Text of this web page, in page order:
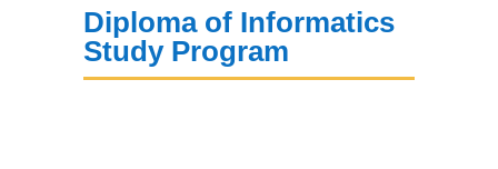
Diploma of Informatics
Study Program